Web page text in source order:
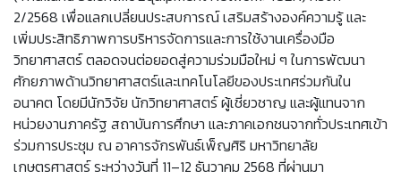
2/2568 เพื่อแลกเปลี่ยนประสบการณ์ เสริมสร้างองค์ความรู้ และ
เพิ่มประสิทธิภาพการบริหารจัดการและการใช้งานเครื่องมือ
วิทยาศาสตร์ ตลอดจนต่อยอดสู่ความร่วมมือใหม่ ๆ ในการพัฒนา
ศักยภาพด้านวิทยาศาสตร์และเทคโนโลยีของประเทศร่วมกันใน
อนาคต โดยมีนักวิจัย นักวิทยาศาสตร์ ผู้เชี่ยวชาญ และผู้แทนจาก
หน่วยงานภาครัฐ สถาบันการศึกษา และภาคเอกชนจากทั่วประเทศเข้า
ร่วมการประชุม ณ อาคารจักรพันธ์เพ็ญศิริ มหาวิทยาลัย
เกษตรศาสตร์ ระหว่างวันที่ 11–12 ธันวาคม 2568 ที่ผ่านมา